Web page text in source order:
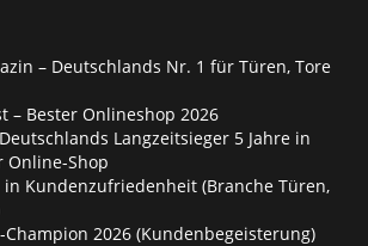
– Deutschlands Nr. 1 für Türen, Tore
– Bester Onlineshop 2026
Langzeitsieger 5 Jahre in
Online-Shop
in Kundenzufriedenheit (Branche Türen,
Champion 2026 (Kundenbegeisterung)